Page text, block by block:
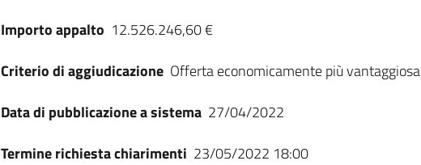
Importo appalto 12.526.246,60 €
Criterio di aggiudicazione Offerta economicamente più vantaggiosa
Data di pubblicazione a sistema 27/04/2022
Termine richiesta chiarimenti 23/05/2022 18:00